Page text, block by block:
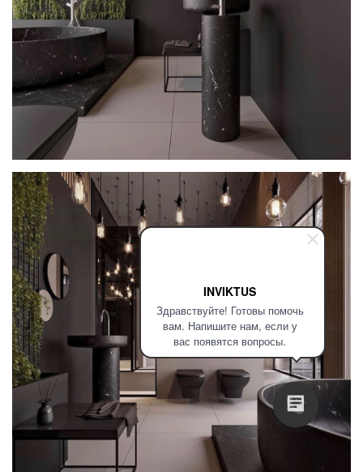
INVIKTUS
Здравствуйте! Готовы помочь
вам. Напишите нам, если у
вас появятся вопросы.